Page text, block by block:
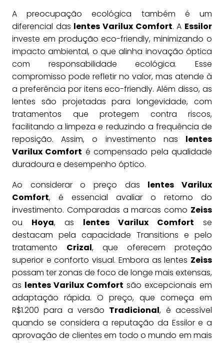
A preocupação ecológica também é um
diferencial das lentes Varilux Comfort. A Essilor
investe em produção eco-friendly, minimizando o
impacto ambiental, o que alinha inovação óptica
com responsabilidade ecológica. Esse
compromisso pode refletir no valor, mas atende à
a preferência por itens eco-friendly. Além disso, as
lentes são projetadas para longevidade, com
tratamentos que protegem contra riscos,
facilitando a limpeza e reduzindo a frequência de
reposição. Assim, o investimento nas lentes
Varilux Comfort é compensado pela qualidade
duradoura e desempenho óptico.
Ao considerar o preço das lentes Varilux
Comfort, é essencial avaliar o retorno do
investimento. Comparadas a marcas como Zeiss
ou Hoya, as lentes Varilux Comfort se
destacam pela capacidade Transitions e pelo
tratamento Crizal, que oferecem proteção
superior e conforto visual. Embora as lentes Zeiss
possam ter zonas de foco de longe mais extensas,
as lentes Varilux Comfort são excepcionais em
adaptação rápida. O preço, que começa em
R$1.200 para a versão Tradicional, é acessível
quando se considera a reputação da Essilor e a
aprovação de clientes em todo o mundo em mais